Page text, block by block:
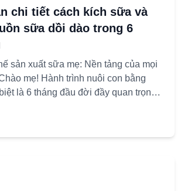
chi tiết cách kích sữa và
sữa dồi dào trong 6
sản xuất sữa mẹ: Nền tảng của mọi
mẹ! Hành trình nuôi con bằng
là 6 tháng đầu đời đầy quan trọng,